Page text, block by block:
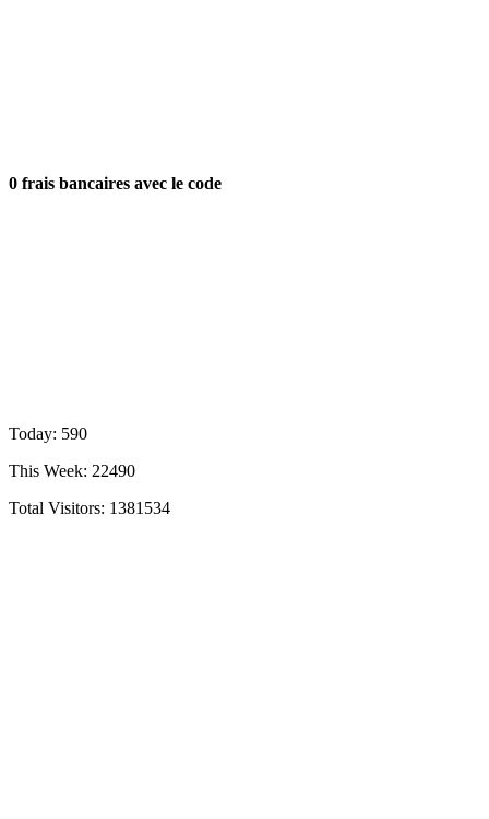
0 frais bancaires avec le code
Today: 590
This Week: 22490
Total Visitors: 1381534